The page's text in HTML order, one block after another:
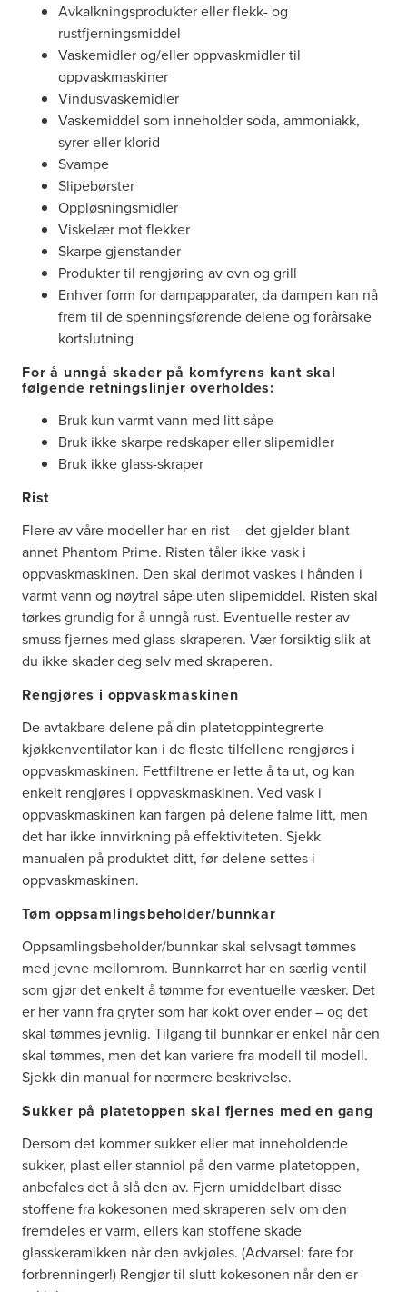
Avkalkningsprodukter eller flekk- og
rustfjerningsmiddel
Vaskemidler og/eller oppvaskmidler til
oppvaskmaskiner
Vindusvaskemidler
Vaskemiddel som inneholder soda, ammoniakk,
syrer eller klorid
Svampe
Slipebørster
Oppløsningsmidler
Viskelær mot flekker
Skarpe gjenstander
Produkter til rengjøring av ovn og grill
Enhver form for dampapparater, da dampen kan nå
frem til de spenningsførende delene og forårsake
kortslutning
For å unngå skader på komfyrens kant skal
følgende retningslinjer overholdes:
Bruk kun varmt vann med litt såpe
Bruk ikke skarpe redskaper eller slipemidler
Bruk ikke glass-skraper
Rist
Flere av våre modeller har en rist – det gjelder blant
annet Phantom Prime. Risten tåler ikke vask i
oppvaskmaskinen. Den skal derimot vaskes i hånden i
varmt vann og nøytral såpe uten slipemiddel. Risten skal
tørkes grundig for å unngå rust. Eventuelle rester av
smuss fjernes med glass-skraperen. Vær forsiktig slik at
du ikke skader deg selv med skraperen.
Rengjøres i oppvaskmaskinen
De avtakbare delene på din platetoppintegrerte
kjøkkenventilator kan i de fleste tilfellene rengjøres i
oppvaskmaskinen. Fettfiltrene er lette å ta ut, og kan
enkelt rengjøres i oppvaskmaskinen. Ved vask i
oppvaskmaskinen kan fargen på delene falme litt, men
det har ikke innvirkning på effektiviteten. Sjekk
manualen på produktet ditt, før delene settes i
oppvaskmaskinen.
Tøm oppsamlingsbeholder/bunnkar
Oppsamlingsbeholder/bunnkar skal selvsagt tømmes
med jevne mellomrom. Bunnkarret har en særlig ventil
som gjør det enkelt å tømme for eventuelle væsker. Det
er her vann fra gryter som har kokt over ender – og det
skal tømmes jevnlig. Tilgang til bunnkar er enkel når den
skal tømmes, men det kan variere fra modell til modell.
Sjekk din manual for nærmere beskrivelse.
Sukker på platetoppen skal fjernes med en gang
Dersom det kommer sukker eller mat inneholdende
sukker, plast eller stanniol på den varme platetoppen,
anbefales det å slå den av. Fjern umiddelbart disse
stoffene fra kokesonen med skraperen selv om den
fremdeles er varm, ellers kan stoffene skade
glasskeramikken når den avkjøles. (Advarsel: fare for
forbrenninger!) Rengjør til slutt kokesonen når den er